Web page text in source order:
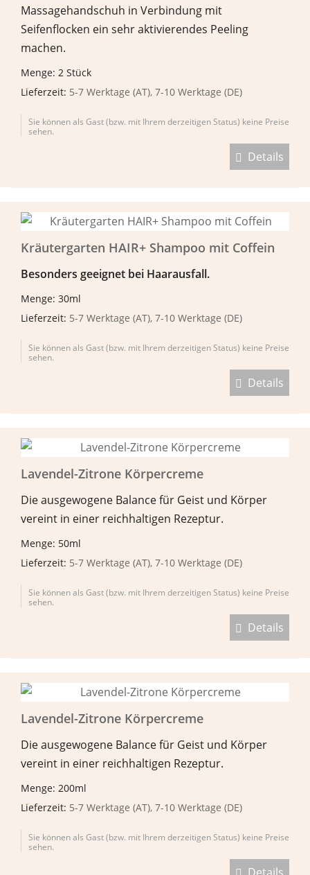
Massagehandschuh in Verbindung mit
Seifenflocken ein sehr aktivierendes Peeling
machen.
Menge: 2 Stück
Lieferzeit: 5-7 Werktage (AT), 7-10 Werktage (DE)
Sie können als Gast (bzw. mit Ihrem derzeitigen Status) keine Preise
sehen.
Details
Kräutergarten HAIR+ Shampoo mit Coffein
Besonders geeignet bei Haarausfall.
Menge: 30ml
Lieferzeit: 5-7 Werktage (AT), 7-10 Werktage (DE)
Sie können als Gast (bzw. mit Ihrem derzeitigen Status) keine Preise
sehen.
Details
Lavendel-Zitrone Körpercreme
Die ausgewogene Balance für Geist und Körper
vereint in einer reichhaltigen Rezeptur.
Menge: 50ml
Lieferzeit: 5-7 Werktage (AT), 7-10 Werktage (DE)
Sie können als Gast (bzw. mit Ihrem derzeitigen Status) keine Preise
sehen.
Details
Lavendel-Zitrone Körpercreme
Die ausgewogene Balance für Geist und Körper
vereint in einer reichhaltigen Rezeptur.
Menge: 200ml
Lieferzeit: 5-7 Werktage (AT), 7-10 Werktage (DE)
Sie können als Gast (bzw. mit Ihrem derzeitigen Status) keine Preise
sehen.